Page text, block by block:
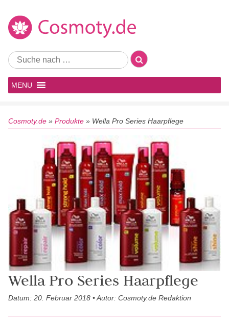
MENU
Cosmoty.de » Produkte » Wella Pro Series Haarpflege
Wella Pro Series Haarpflege
Datum: 20. Februar 2018 • Autor: Cosmoty.de Redaktion